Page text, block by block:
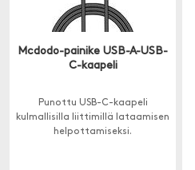
Mcdodo-painike USB-A-USB-
C-kaapeli
Punottu USB-C-kaapeli
kulmallisilla liittimillä lataamisen
helpottamiseksi.